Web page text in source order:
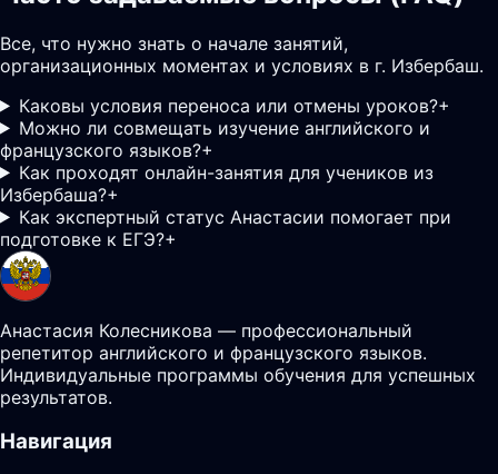
Все, что нужно знать о начале занятий,
организационных моментах и условиях в г. Избербаш.
Каковы условия переноса или отмены уроков?+
Можно ли совмещать изучение английского и
французского языков?+
Как проходят онлайн-занятия для учеников из
Избербаша?+
Как экспертный статус Анастасии помогает при
подготовке к ЕГЭ?+
Анастасия Колесникова — профессиональный
репетитор английского и французского языков.
Индивидуальные программы обучения для успешных
результатов.
Навигация